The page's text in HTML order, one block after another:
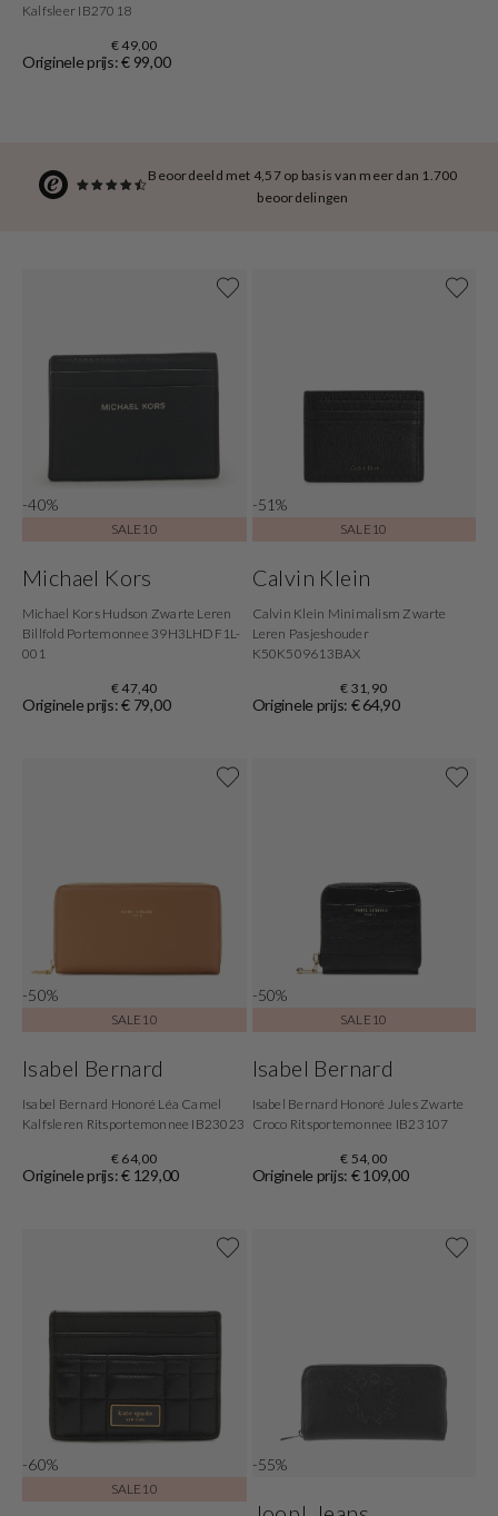
Beoordeeld met 4,57 op basis van meer dan 1.700
beoordelingen
Kalfsleer IB27018
€ 49,00
Originele prijs: € 99,00
-40%
SALE10
Michael Kors
Michael Kors Hudson Zwarte Leren
Billfold Portemonnee 39H3LHDF1L-
001
€ 47,40
Originele prijs: € 79,00
-51%
SALE10
Calvin Klein
Calvin Klein Minimalism Zwarte
Leren Pasjeshouder
K50K509613BAX
€ 31,90
Originele prijs: € 64,90
-50%
SALE10
Isabel Bernard
Isabel Bernard Honoré Léa Camel
Kalfsleren Ritsportemonnee IB23023
€ 64,00
Originele prijs: € 129,00
-50%
SALE10
Isabel Bernard
Isabel Bernard Honoré Jules Zwarte
Croco Ritsportemonnee IB23107
€ 54,00
Originele prijs: € 109,00
-60%
SALE10
-55%